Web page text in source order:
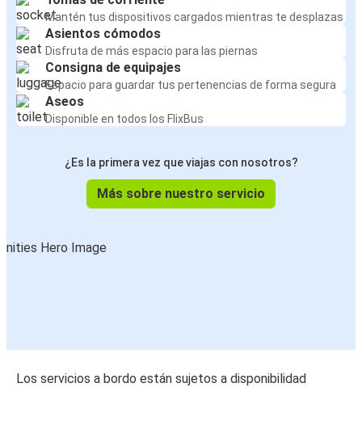
Mantén tus dispositivos cargados mientras te desplazas
Asientos cómodos
Disfruta de más espacio para las piernas
Consigna de equipajes
Espacio para guardar tus pertenencias de forma segura
Aseos
Disponible en todos los FlixBus
¿Es la primera vez que viajas con nosotros?
Más sobre nuestro servicio
Los servicios a bordo están sujetos a disponibilidad